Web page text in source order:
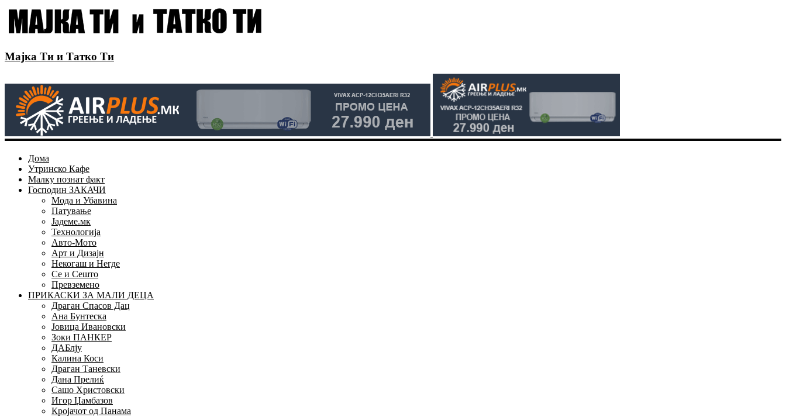
Мајка Ти и Татко Ти
Дома
Утринско Кафе
Малку познат факт
Господин ЗАКАЧИ
Мода и Убавина
Патување
Јадеме.мк
Технологија
Авто-Мото
Арт и Дизајн
Некогаш и Негде
Се и Сешто
Превземено
ПРИКАСКИ ЗА МАЛИ ДЕЦА
Драган Спасов Дац
Ана Бунтеска
Јовица Ивановски
Зоки ПАНКЕР
ДАБлју
Калина Коси
Драган Таневски
Дана Прелиќ
Сашо Христовски
Игор Џамбазов
Кројачот од Панама